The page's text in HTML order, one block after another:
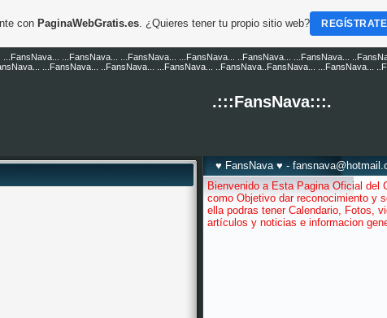
...FansNava... ...FansNava... ...FansNava... ..FansNava... ...FansNava...
...FansNava... ..FansNava... ...FansNava... ..FansNava..FansNava... ...FansNava...
.:::FansNava:::.
♥ FansNava ♥ -
Bienvenido a Esta Pagina Oficial del
como Objetivo dar reconocimiento y
ella podras tener Calendario, Fotos,
artículos y noticias e informacion
con PaginaWebGratis.es. ¿Quieres tener tu propio sitio web?